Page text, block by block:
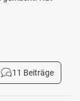
11 Beiträge